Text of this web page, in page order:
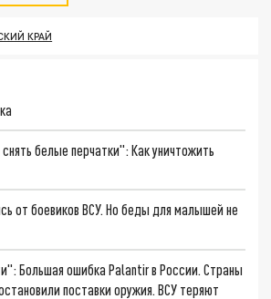
КРАЙ
белые перчатки": Как уничтожить
от боевиков ВСУ. Но беды для малышей не
Большая ошибка Palantir в России. Страны
поставки оружия. ВСУ теряют